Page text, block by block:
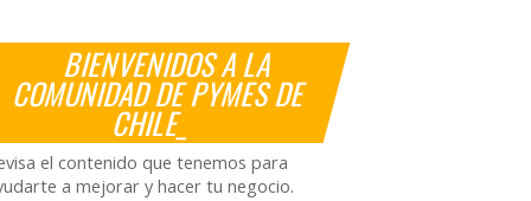
BIENVENIDOS A LA
COMUNIDAD DE PYMES DE
CHILE_
el contenido que tenemos para
a mejorar y hacer tu negocio.